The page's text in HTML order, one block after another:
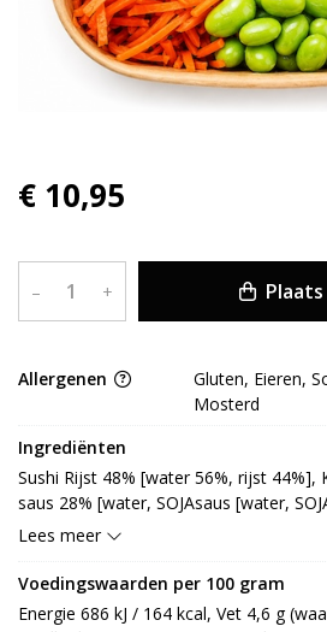
€ 10,95
– +
Allergenen
Gluten, Eieren,
Mosterd
Ingrediënten
Sushi Rijst 48% [water 56%, rijst 44%],
saus 28% [water, SOJAsaus [water,
(GLUTEN), zout], suiker, rijstwijn
voedingszuur: E330, smaakversterker:
kruiden en specerij [paprikapoeder,
Lees meer
Voedingswaarden per 100 gram
Energie 686 kJ / 164 kcal, Vet 4,6 g